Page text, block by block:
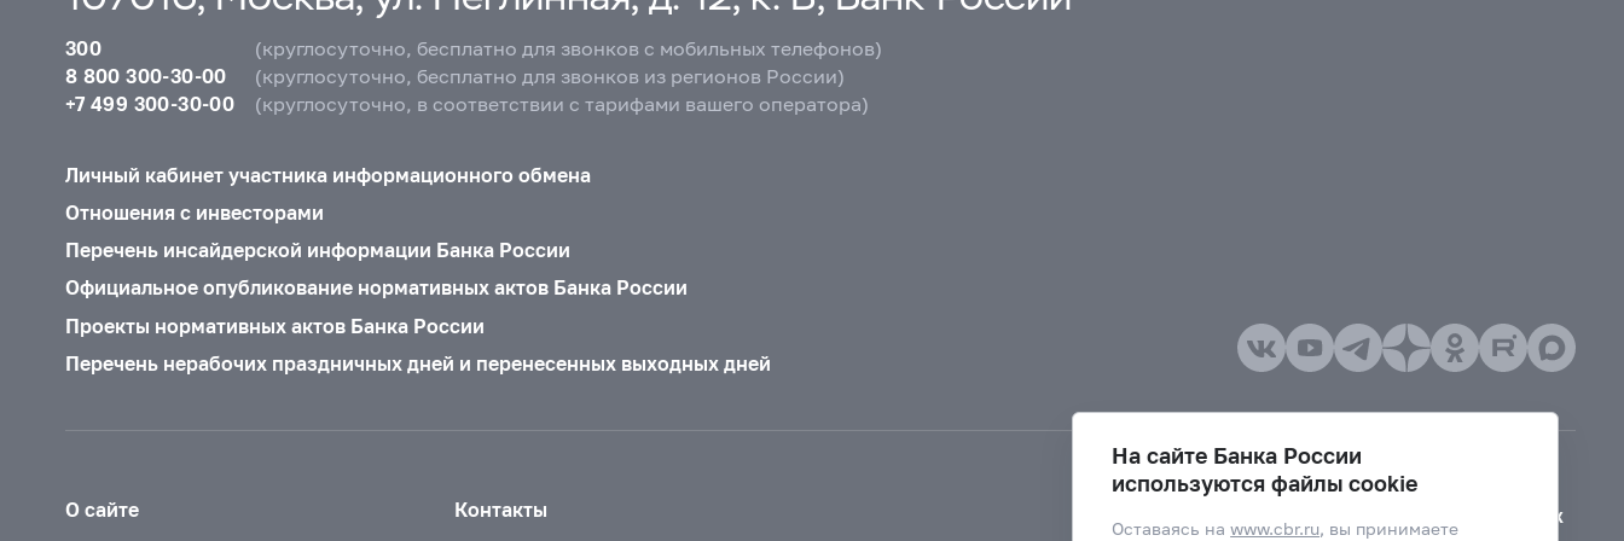
300
(круглосуточно, бесплатно для звонков с мобильных телефонов)
8 800 300-30-00
(круглосуточно, бесплатно для звонков из регионов России)
+7 499 300-30-00
(круглосуточно, в соответствии с тарифами вашего оператора)
Личный кабинет участника информационного обмена
Отношения с инвесторами
Перечень инсайдерской информации Банка России
Официальное опубликование нормативных актов Банка России
Проекты нормативных актов Банка России
Перечень нерабочих праздничных дней и перенесенных выходных дней
О сайте
Контакты
Версия для слабовидящих
На сайте Банка России
используются файлы cookie
Оставаясь наwww.cbr.ru, вы принимаете